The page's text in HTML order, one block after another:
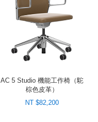
AC 5 Studio 機能工作椅（駝
棕色皮革）
NT $82,200